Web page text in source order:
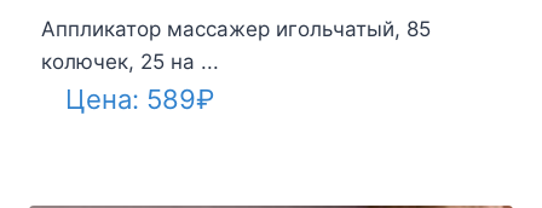
Аппликатор массажер игольчатый, 85
колючек, 25 на ...
Цена: 589₽